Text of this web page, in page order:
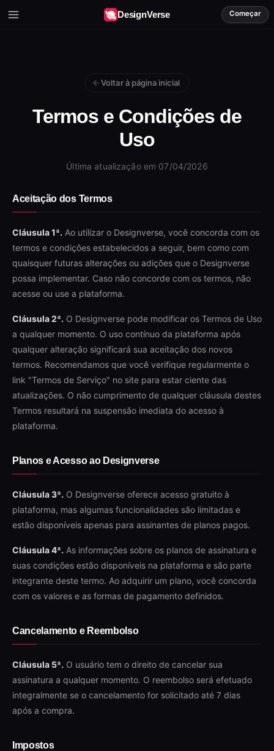
DesignVerse Começar
Voltar à página inicial
Termos e Condições de
Uso
Última atualização em 07/04/2026
Aceitação dos Termos
Cláusula 1ª. Ao utilizar o Designverse, você concorda com os
termos e condições estabelecidos a seguir, bem como com
quaisquer futuras alterações ou adições que o Designverse
possa implementar. Caso não concorde com os termos, não
acesse ou use a plataforma.
Cláusula 2ª. O Designverse pode modificar os Termos de Uso
a qualquer momento. O uso contínuo da plataforma após
qualquer alteração significará sua aceitação dos novos
termos. Recomendamos que você verifique regularmente o
link "Termos de Serviço" no site para estar ciente das
atualizações. O não cumprimento de qualquer cláusula destes
Termos resultará na suspensão imediata do acesso à
plataforma.
Planos e Acesso ao Designverse
Cláusula 3ª. O Designverse oferece acesso gratuito à
plataforma, mas algumas funcionalidades são limitadas e
estão disponíveis apenas para assinantes de planos pagos.
Cláusula 4ª. As informações sobre os planos de assinatura e
suas condições estão disponíveis na plataforma e são parte
integrante deste termo. Ao adquirir um plano, você concorda
com os valores e as formas de pagamento definidos.
Cancelamento e Reembolso
Cláusula 5ª. O usuário tem o direito de cancelar sua
assinatura a qualquer momento. O reembolso será efetuado
integralmente se o cancelamento for solicitado até 7 dias
após a compra.
Impostos